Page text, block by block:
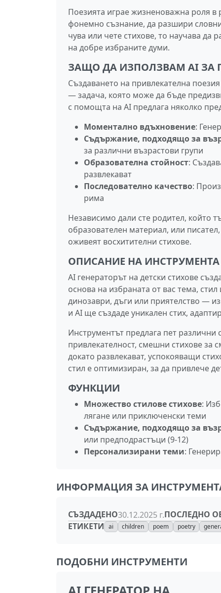
Поезията играе жизненоважна роля в
фонемно съзнание, да разшири
чува или чете стихове, то научава да
на добре избраните думи.
ЗАЩО ДА ИЗПОЛЗВАМ AI ЗА
Създаването на привлекателна
— задача, която може да бъде
с помощта на AI предлага няколко
Моментално вдъхновение:
Съдържание, подходящо за
за различни възрастови групи
Образователна стойност:
развлекават
Последователно качество:
рима
Независимо дали сте родител, който
образователен материал, или
оживеят восхитителни стихове.
ОПИСАНИЕ НА ИНСТРУМЕНТА
AI генераторът на детски стихове
основа на избраната от вас тема,
динозаври, дъги или приятелство —
и AI ще създаде уникален стих,
Инструментът предлага пет различни
привлекателност, смешни стихове за
докато развлекават, успокояващи
стил е оптимизиран, за да привлече
ФУНКЦИИ
Множество стилове стихове:
лягане или приключенски теми
Съдържание, подходящо за
или предподрастъци (9-12)
Персонализирани теми:
ИНФОРМАЦИЯ ЗА
СЪЗДАДЕНО30.12.2025 г.ПОСЛЕДНО
ЕТИКЕТИ ai children poem poetry
ПОДОБНИ ИНСТРУМЕНТИ